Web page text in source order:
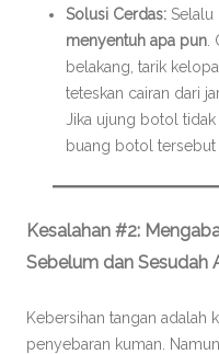
Solusi Cerdas: Selalu
menyentuh apa pun
belakang, tarik
teteskan cairan dari
Jika ujung botol
buang botol tersebut
Kesalahan #2:
Sebelum dan Sesudah
Kebersihan tangan adalah
penyebaran kuman.